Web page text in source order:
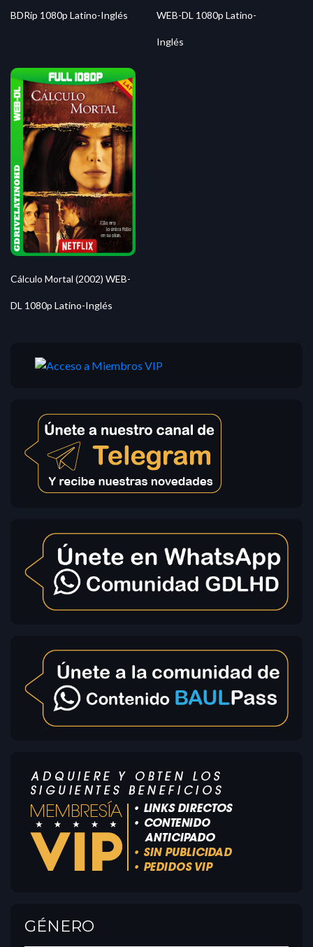
BDRip 1080p Latino-Inglés WEB-DL 1080p Latino-
Inglés
Cálculo Mortal (2002) WEB-
DL 1080p Latino-Inglés
GÉNERO